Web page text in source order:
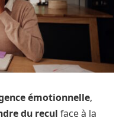
émotionnelle,
du recul face à la